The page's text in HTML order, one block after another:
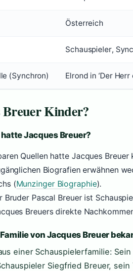
Österreich
Schauspieler,
(Synchron) Elrond in ‘Der Herr
Breuer Kinder?
Jacques Breuer?
Quellen hatte Jacques Breuer
Biografien erwähnen
(Munzinger Biographie).
Bruder Pascal Breuer ist
Breuers direkte
von Jacques Breuer
einer Schauspielerfamilie:
Siegfried Breuer,